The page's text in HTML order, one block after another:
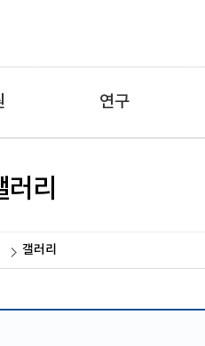
연구
학술논문
러리
갤러리